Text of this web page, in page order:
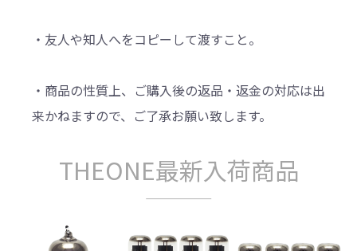
・友人や知人へをコピーして渡すこと。
・商品の性質上、ご購入後の返品・返金の対応は出
来かねますので、ご了承お願い致します。
THEONE最新入荷商品